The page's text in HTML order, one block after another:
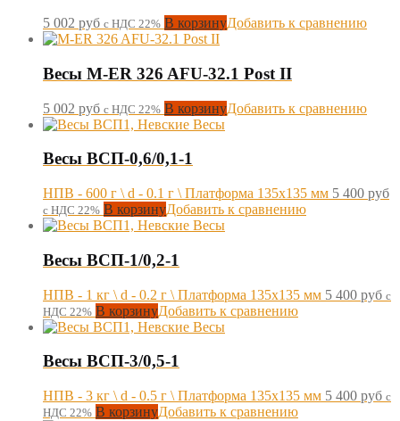
5 002 руб с НДС 22% В корзинуДобавить к сравнению
Весы M-ER 326 AFU-32.1 Post II
5 002 руб с НДС 22% В корзинуДобавить к сравнению
Весы ВСП-0,6/0,1-1
НПВ - 600 г \ d - 0.1 г \ Платформа 135х135 мм 5 400 руб
с НДС 22% В корзинуДобавить к сравнению
Весы ВСП-1/0,2-1
НПВ - 1 кг \ d - 0.2 г \ Платформа 135х135 мм 5 400 руб с
НДС 22% В корзинуДобавить к сравнению
Весы ВСП-3/0,5-1
НПВ - 3 кг \ d - 0.5 г \ Платформа 135х135 мм 5 400 руб с
НДС 22% В корзинуДобавить к сравнению